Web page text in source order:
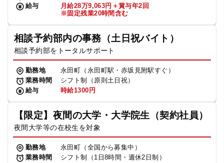
給与
月給28万9,063円＋賞与年2回
※固定残業20時間含む
相談予約部内の事務（土日祝バイト）
相談予約部をトータルサポート
勤務地
永田町（永田町駅・赤坂見附駅すぐ）
業務時間
シフト制（原則土日祝）
給与
時給1300円
【限定】夜間の大学・大学院生（契約社員）
夜間大学等の在校生を対象
勤務地
永田町（全国から募集中）
業務時間
シフト制（1日8時間・週休2日制）